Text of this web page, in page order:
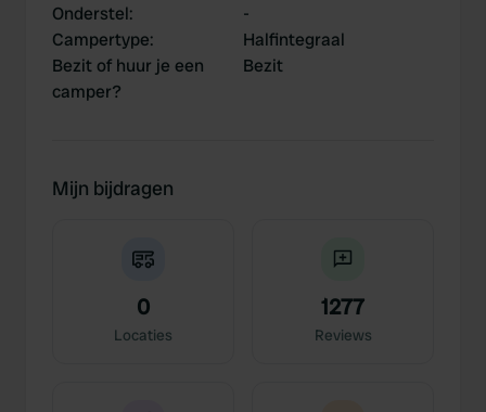
Onderstel:
-
Campertype:
Halfintegraal
Bezit of huur je een
camper?
Bezit
Mijn bijdragen
0
Locaties
1277
Reviews